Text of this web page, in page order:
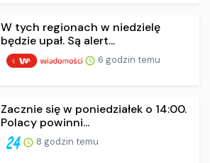
W tych regionach w niedzielę
będzie upał. Są alert...
6 godzin temu
Zacznie się w poniedziałek o 14:00.
Polacy powinni...
8 godzin temu